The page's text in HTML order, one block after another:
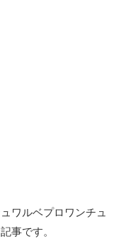
ワルベプロワンチュ
事です。